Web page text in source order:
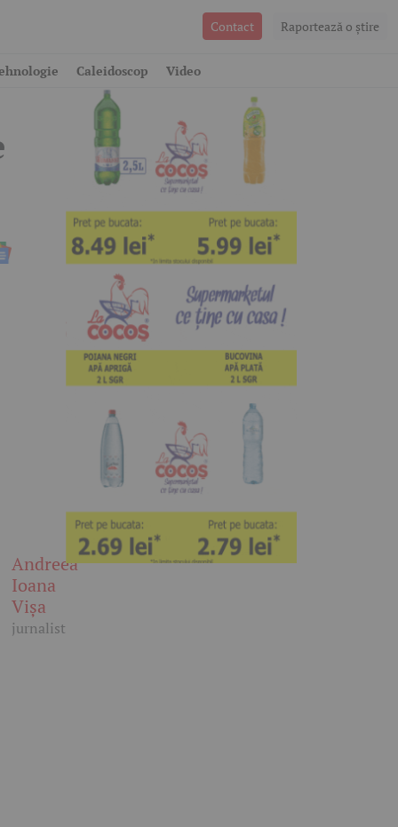
Contact Raportează o ştire
Caleidoscop Video
Andreea
Ioana
Vișa
jurnalist